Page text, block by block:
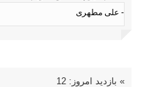
- علی مطهری
» بازدید امروز: 12